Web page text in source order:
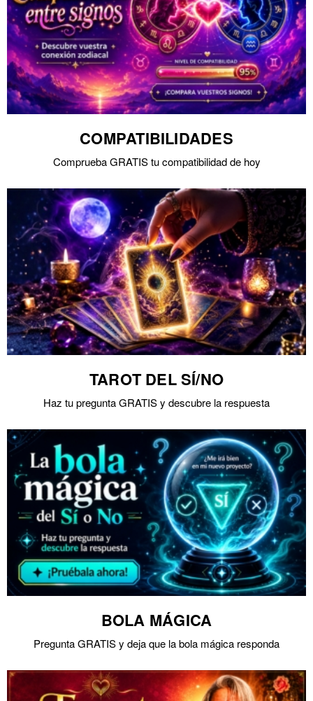
COMPATIBILIDADES
Comprueba GRATIS tu compatibilidad de hoy
TAROT DEL SÍ/NO
Haz tu pregunta GRATIS y descubre la respuesta
BOLA MÁGICA
Pregunta GRATIS y deja que la bola mágica responda